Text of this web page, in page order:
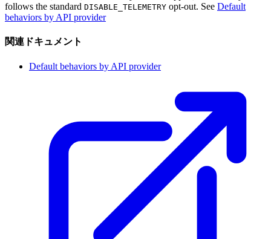
follows the standard DISABLE_TELEMETRY opt-out. See Default
behaviors by API provider
関連ドキュメント
Default behaviors by API provider